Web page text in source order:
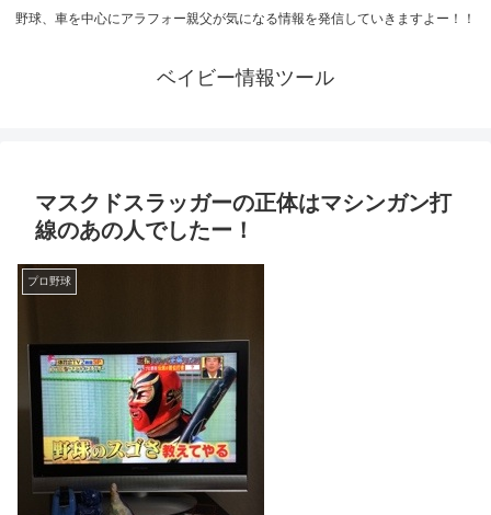
野球、車を中心にアラフォー親父が気になる情報を発信していきますよー！！
ベイビー情報ツール
マスクドスラッガーの正体はマシンガン打
線のあの人でしたー！
プロ野球